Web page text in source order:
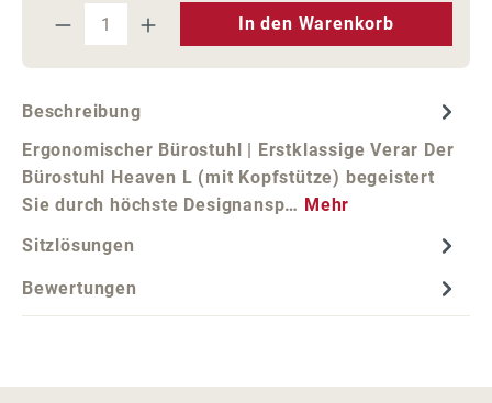
Produkt Anzahl: Gib den
In den Warenkorb
Beschreibung
Ergonomischer Bürostuhl | Erstklassige Verar Der
Bürostuhl Heaven L (mit Kopfstütze) begeistert
Sie durch höchste Designansp… Mehr
Sitzlösungen
Bewertungen